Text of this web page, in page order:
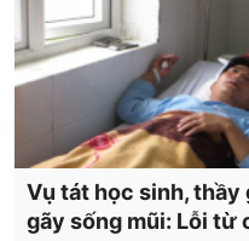
Vụ tát học sinh, thầy
gãy sống mũi: Lỗi từ